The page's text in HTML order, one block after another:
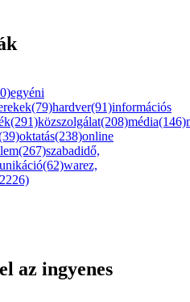
egyéni
hardver(91)információs
közszolgálat(208)média(146)
oktatás(238)online
szabadidő,
warez,
az ingyenes